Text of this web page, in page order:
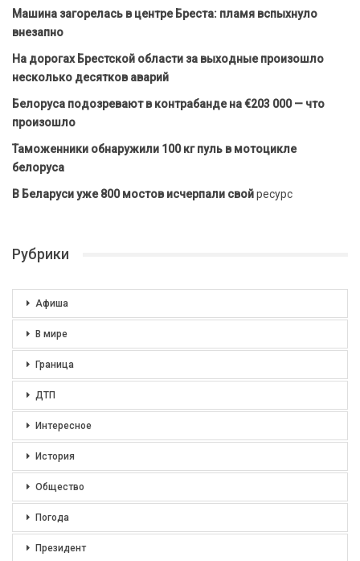
Машина загорелась в центре Бреста: пламя вспыхнуло
внезапно
На дорогах Брестской области за выходные произошло
несколько десятков аварий
Белоруса подозревают в контрабанде на €203 000 — что
произошло
Таможенники обнаружили 100 кг пуль в мотоцикле
белоруса
В Беларуси уже 800 мостов исчерпали свойресурс
Рубрики
Афиша
В мире
Граница
ДТП
Интересное
История
Общество
Погода
Президент